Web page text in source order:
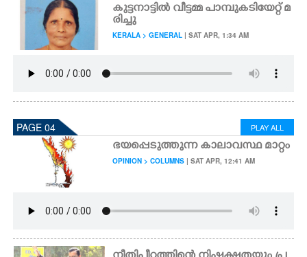
കുട്ടനാട്ടിൽ വീട്ടമ്മ പാമ്പുകടിയേറ്റ് മ
രിച്ചു
KERALA > GENERAL | SAT APR, 1:34 AM
PAGE 04 PLAY ALL
ഭയപ്പെടുത്തുന്ന കാലാവസ്ഥ മാറ്റം
OPINION > COLUMNS | SAT APR, 12:41 AM